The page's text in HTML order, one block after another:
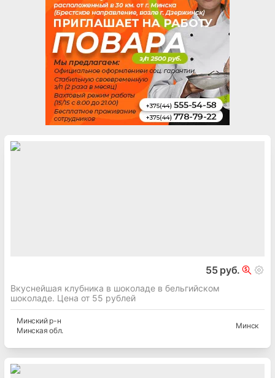
55 руб.
Вкуснейшая клубника в шоколаде в бельгийском
шоколаде. Цена от 55 рублей
Минскийр-н
Минская обл.
Минск